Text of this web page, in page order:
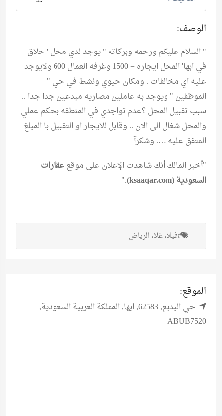
الوصف:
" السلام عليكم ورحمه وبركاته " يوجد لدي محل ' حلاق
في ابها' المحل ايجاره = 1500 وغرفه العمال 600 ولايوجد
عليه اي مخالفات . ومكان حيوي ونشط في حي "
الموظفين " ويوجد به عاملين مصاريه مبدعين جدا جدا ..
سبب تقبيل المحل ؟عدم تواجدي في المنطقه بحكم عملي
والمحل شغال الى الان .. وقابل للايجار او التقبيل با المبلغ
المتفق عليه …. وشكرآ
"أخبر المالك أنك شاهدت الإعلان على موقععقارات
السعودية (ksaaqar.com)
."
#فيلا، غلا، الرياض
الموقع:
حي البديع, 62583, ابها, المملكة العربية السعودية,
ABUB7520